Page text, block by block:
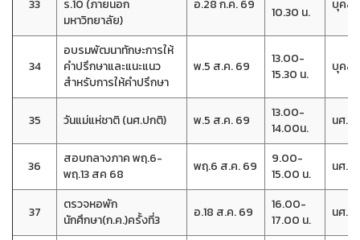
33
ร.10 (ภายนอก
มหาวิทยาลัย)
อ.28 ก.ค. 69
10.30 น.
บุคล
34
อบรมพัฒนาทักษะการให้
คำปรึกษาและแนะแนว
สำหรับการให้คำปรึกษา
พ.5 ส.ค. 69
13.00-
15.30 น.
บุคล
35 วันแม่แห่ชาติ (นศ.ปกติ) พ.5 ส.ค. 69
13.00-
14.00น.
นศ.(
36
สอบกลางภาค พฤ.6-
พฤ.13 สค 68
พฤ.6 ส.ค. 69
9.00-
15.00 น.
นศ.(
37
ตรวจหอพัก
นักศึกษา(ก.ค.)ครั้งที่3
อ.18 ส.ค. 69
16.00-
17.00 น.
นศ.ห